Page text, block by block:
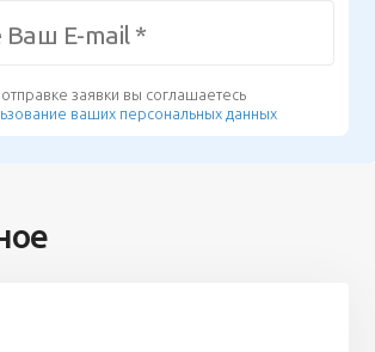
заявки вы соглашаетесь
ваших персональных данных